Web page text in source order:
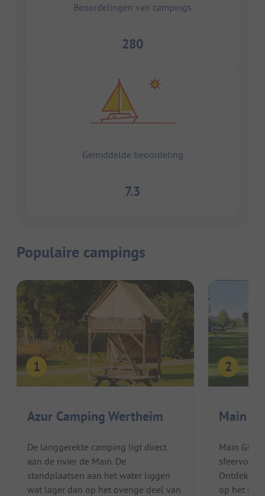
Beoordelingen van campings
280
Gemiddelde beoordeling
7.3
Populaire campings
Azur Camping Wertheim
De langgerekte camping ligt direct
aan de rivier de Main. De
standplaatsen aan het water liggen
wat lager dan op het overige deel van
Main
Main
sfeervolle
Ontdek de
op het